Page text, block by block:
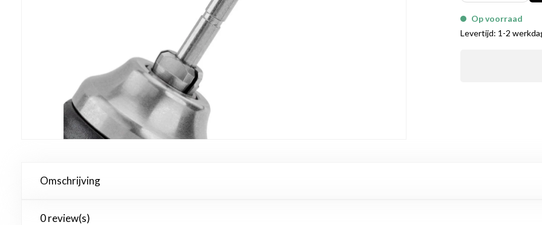
Op voorraad
Levertijd: 1-2
Omschrijving
0 review(s)